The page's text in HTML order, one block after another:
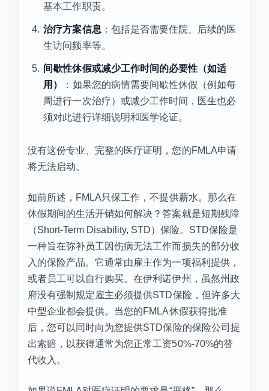
基本工作职责。
治疗方案信息 ：包括是否需要住院、后续的医
生访问频率等。
间歇性休假或减少工作时间的必要性（如适
用）
：如果您的病情需要间歇性休假（例如每
周进行一次治疗）或减少工作时间，医生也必
须对此进行详细说明和医学论证。
没有这份专业、完整的医疗证明，您的FMLA申请
将无法启动。
如前所述，FMLA只保工作，不提供薪水。那么在
休假期间的生活开销如何解决？答案就是短期残障
（Short-Term Disability, STD）保险。STD保险是
一种旨在弥补员工因伤病无法工作而损失的部分收
入的保险产品。它通常由雇主作为一项福利提供，
或者员工可以自行购买。在伊利诺伊州，虽然州政
府没有强制规定雇主必须提供STD保险，但许多大
中型企业都会提供。当您的FMLA休假获得批准
后，您可以同时向为您提供STD保险的保险公司提
出索赔，以获得通常为您正常工资50%-70%的替
代收入。